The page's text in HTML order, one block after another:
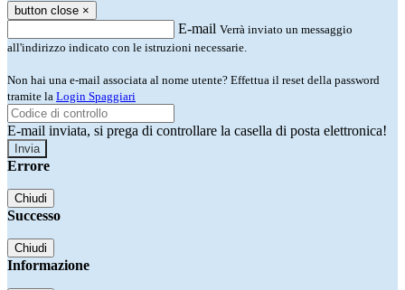
button close ×
E-mail Verrà inviato un messaggio
all'indirizzo indicato con le istruzioni necessarie.
Non hai una e-mail associata al nome utente? Effettua il reset della password
tramite la Login Spaggiari
E-mail inviata, si prega di controllare la casella di posta elettronica!
Errore
Chiudi
Successo
Chiudi
Informazione